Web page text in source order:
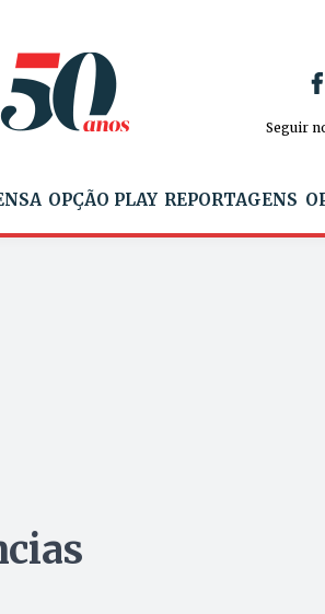
Seguir
OPÇÃO PLAY REPORTAGENS